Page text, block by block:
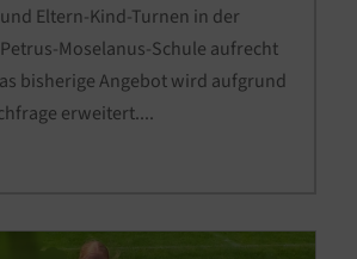
Eltern-Kind-Turnen in der
Moselanus-Schule aufrecht
bisherige Angebot wird aufgrund
erweitert....